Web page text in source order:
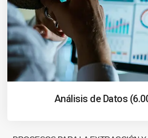
Análisis de Datos